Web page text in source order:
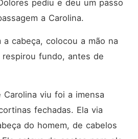
pediu e deu um passo
a Carolina.
a cabeça, colocou a mão na
fundo, antes de
viu foi a imensa
fechadas. Ela via
do homem, de cabelos